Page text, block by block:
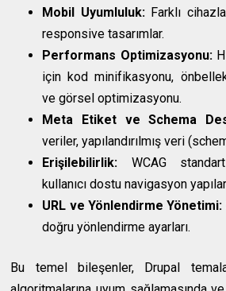
Mobil Uyumluluk:Farklı
responsive tasarımlar.
Performans Optimizasyonu:
için kod minifikasyonu,
ve görsel optimizasyonu.
Meta Etiket ve Schema
veriler, yapılandırılmış veri
Erişilebilirlik: WCAG
kullanıcı dostu navigasyon
URL ve Yönlendirme Yönetimi:
doğru yönlendirme ayarları.
Bu temel bileşenler, Drupal